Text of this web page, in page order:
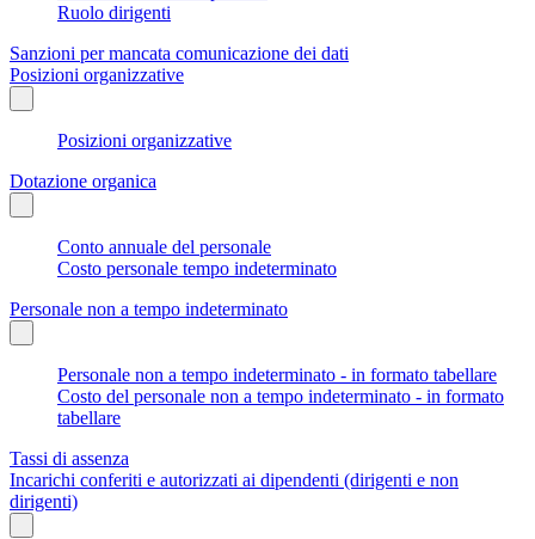
Ruolo dirigenti
Sanzioni per mancata comunicazione dei dati
Posizioni organizzative
Posizioni organizzative
Dotazione organica
Conto annuale del personale
Costo personale tempo indeterminato
Personale non a tempo indeterminato
Personale non a tempo indeterminato - in formato tabellare
Costo del personale non a tempo indeterminato - in formato
tabellare
Tassi di assenza
Incarichi conferiti e autorizzati ai dipendenti (dirigenti e non
dirigenti)